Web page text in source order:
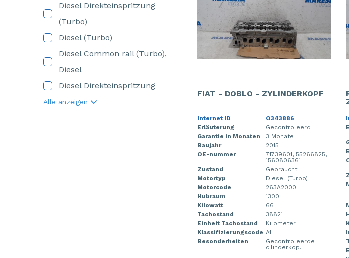
Diesel Direkteinspritzung
(Turbo)
Diesel (Turbo)
Diesel Common rail (Turbo),
Diesel
Diesel Direkteinspritzung
Alle anzeigen
FIAT - DOBLO - ZYLINDERKOPF
Internet ID
O343886
Erläuterung
Gecontroleerd
Garantie in Monaten
3 Monate
Baujahr
2015
OE-nummer
71739601, 55266825,
1560806361
Zustand
Gebraucht
Motortyp
Diesel (Turbo)
Motorcode
263A2000
Hubraum
1300
Kilowatt
66
Tachostand
38821
Einheit Tachostand
Kilometer
Klassifizierungscode A1
Besonderheiten
Gecontroleerde
cilinderkop.